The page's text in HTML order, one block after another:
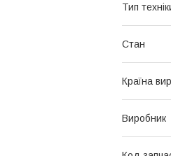
Тип
Стан
Країна
Виробник